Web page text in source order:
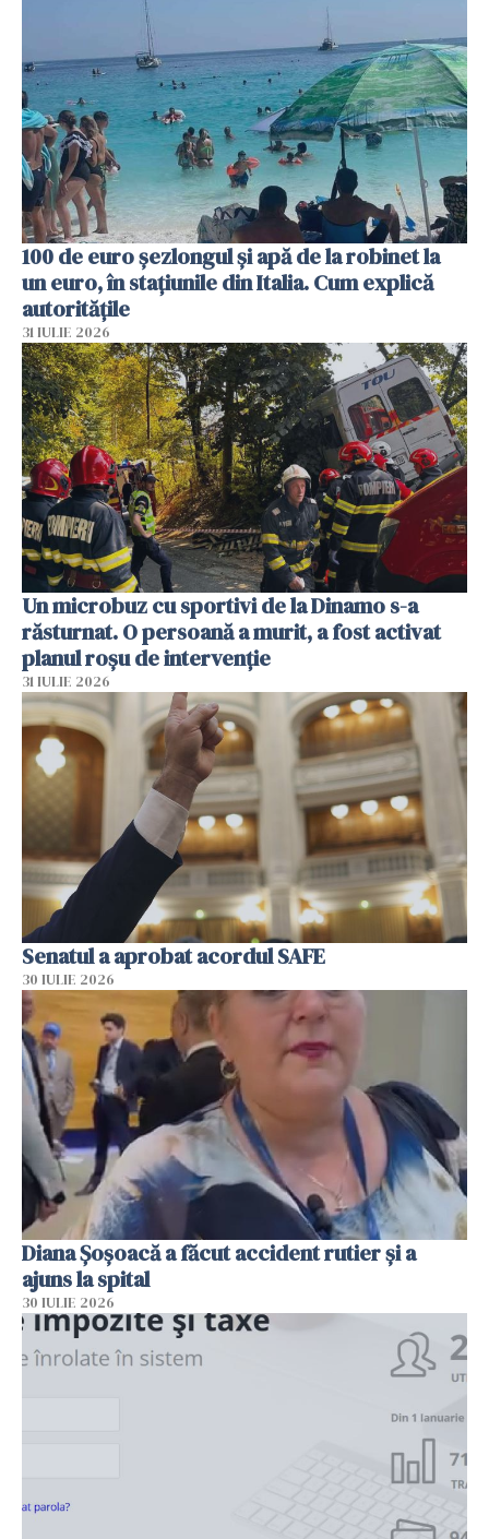
100 de euro șezlongul și apă de la robinet la
un euro, în stațiunile din Italia. Cum explică
autoritățile
31 IULIE 2026
Un microbuz cu sportivi de la Dinamo s-a
răsturnat. O persoană a murit, a fost activat
planul roșu de intervenție
31 IULIE 2026
Senatul a aprobat acordul SAFE
30 IULIE 2026
Diana Șoșoacă a făcut accident rutier și a
ajuns la spital
30 IULIE 2026